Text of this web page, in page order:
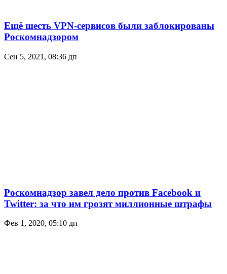
Ещё шесть VPN-сервисов были заблокированы
Роскомнадзором
Сен 5, 2021, 08:36 дп
Роскомнадзор завел дело против Facebook и
Twitter: за что им грозят миллионные штрафы
Фев 1, 2020, 05:10 дп